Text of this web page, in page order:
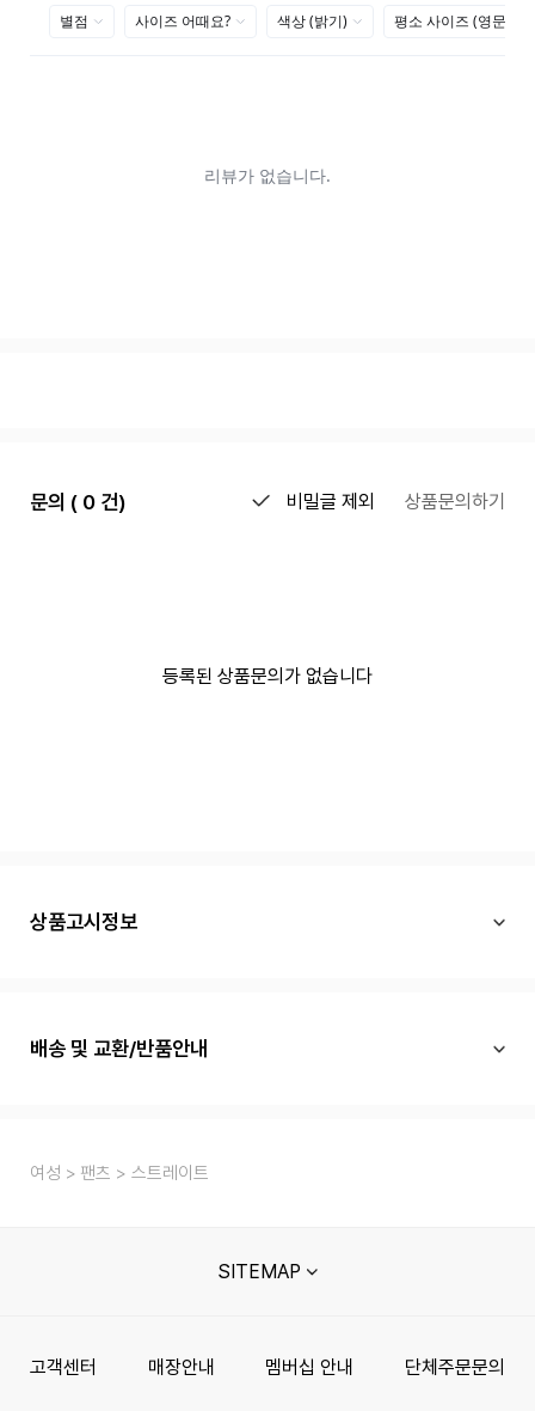
문의 ( 0 건) 비밀글 제외 상품문의하기
등록된 상품문의가 없습니다
상품고시정보
배송 및 교환/반품안내
여성 팬츠 스트레이트
SITEMAP
고객센터 매장안내 멤버십 안내 단체주문문의